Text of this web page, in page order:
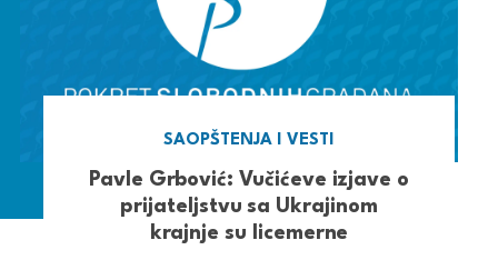
SAOPŠTENJA I VESTI
Pavle Grbović: Vučićeve izjave o
prijateljstvu sa Ukrajinom
krajnje su licemerne